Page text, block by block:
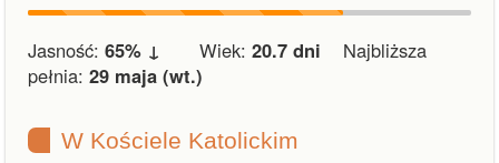
Jasność: 65% ↓ Wiek: 20.7 dni Najbliższa
pełnia: 29 maja (wt.)
W Kościele Katolickim